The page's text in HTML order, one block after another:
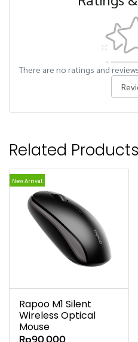
There are no ratings and
Related Products
New Arrival
Rapoo M1 Silent
Wireless Optical
Mouse